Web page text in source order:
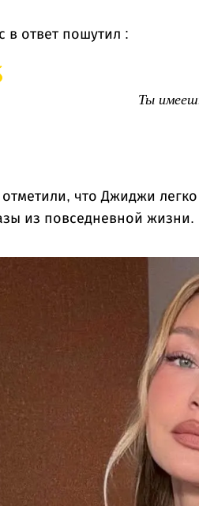
в ответ пошутил :
Ты
что Джиджи
из повседневной жизни.